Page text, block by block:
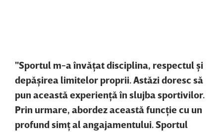
"Sportul m-a învăţat disciplina, respectul şi
depăşirea limitelor proprii. Astăzi doresc să
pun această experienţă în slujba sportivilor.
Prin urmare, abordez această funcţie cu un
profund simţ al angajamentului. Sportul